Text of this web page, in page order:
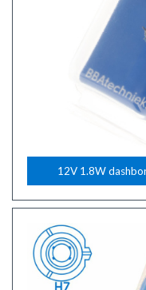
12V 1.8W